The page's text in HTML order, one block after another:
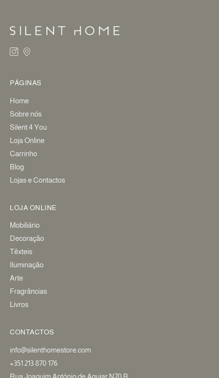
PÁGINAS
Home
Sobre nós
Silent 4 You
Loja Online
Carrinho
Blog
Lojas e Contactos
LOJA ONLINE
Mobiliário
Decoração
Têxteis
Iluminação
Arte
Fragrâncias
Livros
CONTACTOS
info@silenthomestore.com
+351 213 870 176
Rua Joaquim António de Aguiar N70 B